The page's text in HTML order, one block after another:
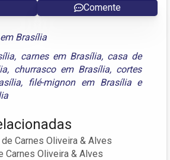
Comente
Brasília
, carnes em Brasília, casa de
, churrasco em Brasília, cortes
, filé-mignon em Brasíliae
Carnes Oliveira & Alves
Carnes Oliveira & Alves